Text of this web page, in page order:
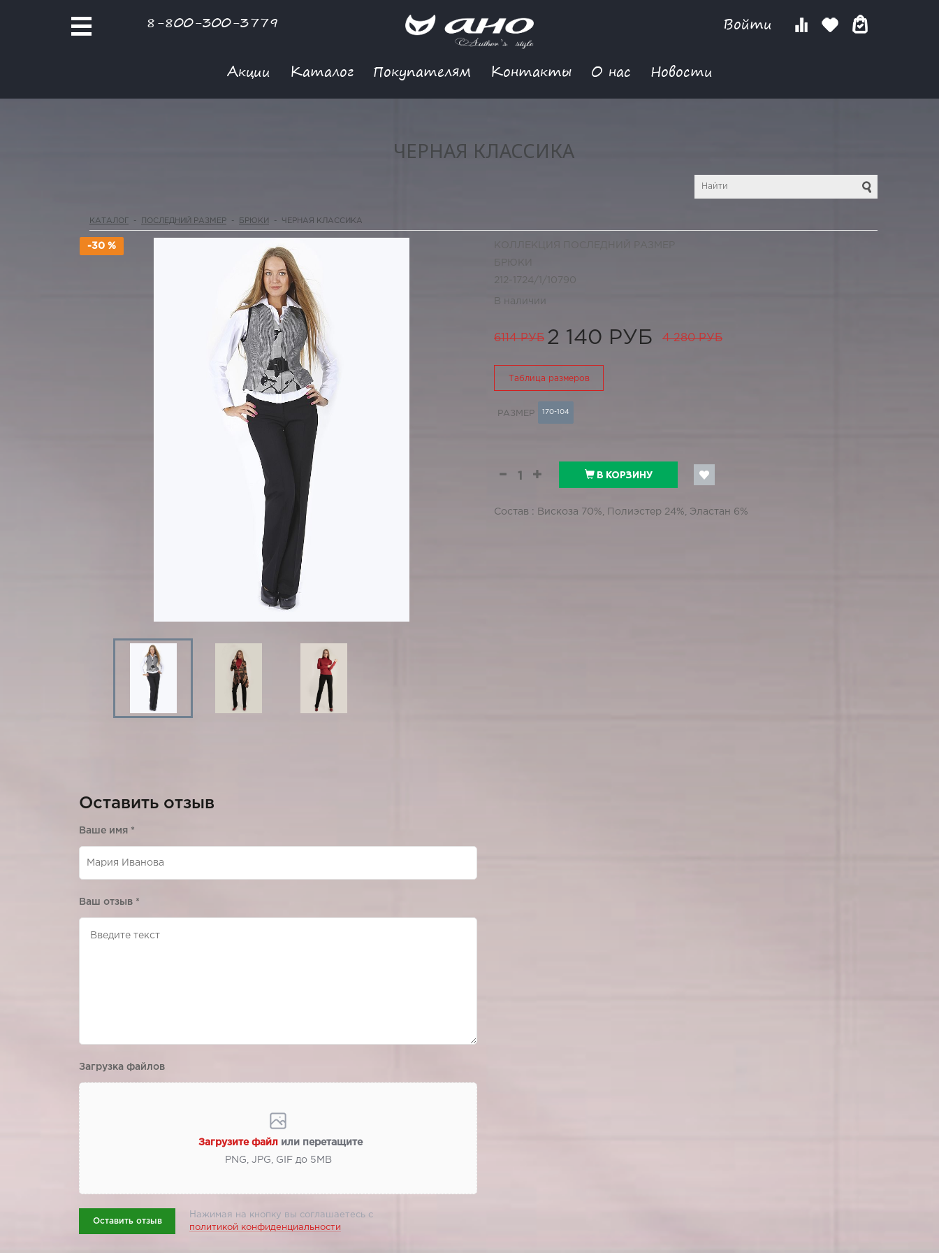
8-800-300-3779 Войти
Акции Каталог Покупателям Контакты О нас Новости
ЧЕРНАЯ КЛАССИКА
КАТАЛОГ - ПОСЛЕДНИЙ РАЗМЕР - БРЮКИ - ЧЕРНАЯ КЛАССИКА
-30 % КОЛЛЕКЦИЯ ПОСЛЕДНИЙ РАЗМЕР
БРЮКИ
212-1724/1/10790
В наличии
6114 РУБ 2 140 РУБ 4 280 РУБ
Таблица размеров
РАЗМЕР 170-104
В КОРЗИНУ
Состав : Вискоза 70%, Полиэстер 24%, Эластан 6%
Оставить отзыв
Ваше имя *
Ваш отзыв *
Загрузка файлов
Загрузите файл или перетащите
PNG, JPG, GIF до 5МВ
Оставить отзыв
Нажимая на кнопку вы соглашаетесь с
политикой конфиденциальности